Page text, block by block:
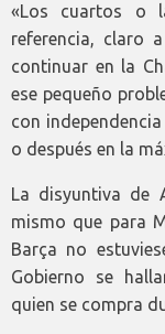
«Los cuartos o
referencia, claro
continuar en la
ese pequeño
con
o después en la
La disyuntiva de
mismo que para
Barça no
Gobierno se
quien se compra